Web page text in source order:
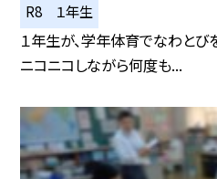
R8 １年生
１年生が、学年体育でなわとびを
ニコニコしながら何度も...